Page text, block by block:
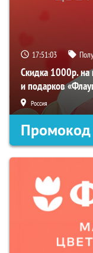
17:51:02
Скидка 1000р. на
и подарков
Россия
Промокод